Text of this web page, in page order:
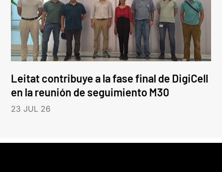
Leitat contribuye a la fase final de DigiCell
en la reunión de seguimiento M30
23 JUL 26